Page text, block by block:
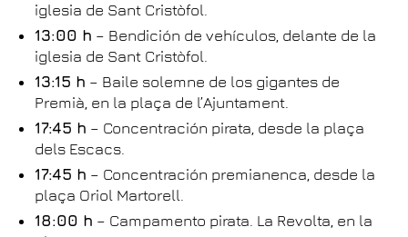
iglesia de Sant Cristòfol.
13:00 h – Bendición de vehículos, delante de la
iglesia de Sant Cristòfol.
13:15 h – Baile solemne de los gigantes de
Premià, en la plaça de l’Ajuntament.
17:45 h – Concentración pirata, desde la plaça
dels Escacs.
17:45 h – Concentración premianenca, desde la
plaça Oriol Martorell.
18:00 h – Campamento pirata. La Revolta, en la